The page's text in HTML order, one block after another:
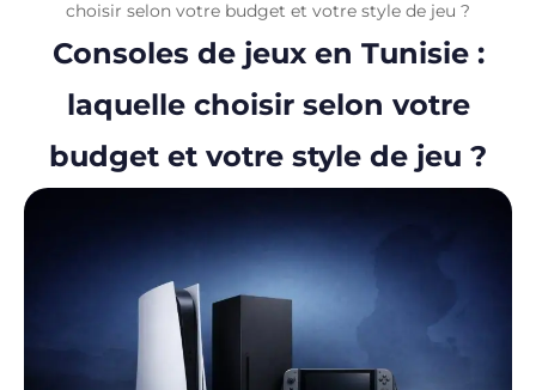
choisir selon votre budget et votre style de jeu ?
Consoles de jeux en Tunisie :
laquelle choisir selon votre
budget et votre style de jeu ?